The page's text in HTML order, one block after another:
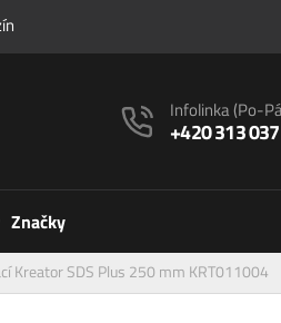
Infolinka(Po-
+420 313
Značky
Kreator SDS Plus 250 mm KRT011004